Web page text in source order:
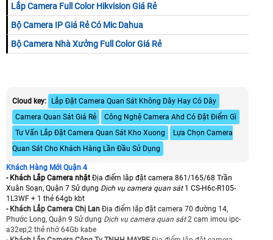
Lắp Camera Full Color Hikvision Giá Rẻ
Bộ Camera IP Giá Rẻ Có Mic Dahua
Bộ Camera Nhà Xưởng Full Color Giá Rẻ
Cloud key:
Lắp Đặt Camera Quan Sát Không Dây Hay Có Dây
Camera Quan Sát Giá Rẻ
Công Nghệ Camera Ahd Có Đặt Điểm Gì
Tư Vấn Lắp Đặt Camera Quan Sát Kho Xuong
Lựa Chọn Camera
Quan Sát Cho Khách Hàng Lần Đầu Sử Dụng
Khách Hàng Mới Quận 4
- Khách Lắp Camera nhật Địa điểm lăp đặt camera 861/165/68 Trần
Xuân Soạn, Quận 7 Sử dụng Dịch vụ camera quan sát 1 CS-H6c-R105-
1L3WF + 1 thẻ 64gb kbt
- Khách Lắp Camera Chị Lan Địa điểm lăp đặt camera 70 đường 14,
Phước Long, Quận 9 Sử dụng Dịch vụ camera quan sát2 cam imou ipc-
a32ep,2 thẻ nhớ 64Gb kabe